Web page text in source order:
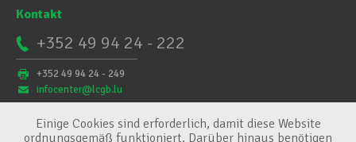
Kontakt
+352 49 94 24 - 222
+352 49 94 24 - 249
infocenter@lcgb.lu
Einige Cookies sind erforderlich, damit diese Website
ordnungsgemäß funktioniert. Darüber hinaus benötigen